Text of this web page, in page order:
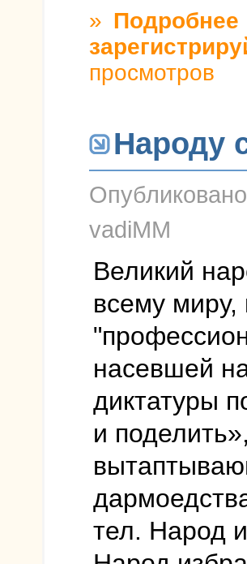
» Подробнее
просмотров
Народу
vadiMM
Великий
всему миру,
насевшей
диктатуры
и
тел. Народ